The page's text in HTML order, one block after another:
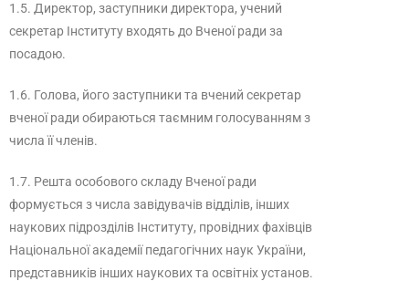
1.5. Директор, заступники директора, учений
секретар Інституту входять до Вченої ради за
посадою.
1.6. Голова, його заступники та вчений секретар
вченої ради обираються таємним голосуванням з
числа її членів.
1.7. Решта особового складу Вченої ради
формується з числа завідувачів відділів, інших
наукових підрозділів Інституту, провідних фахівців
Національної академії педагогічних наук України,
представників інших наукових та освітніх установ.